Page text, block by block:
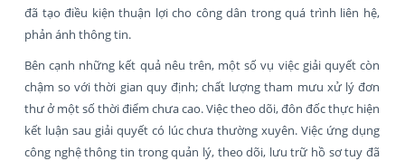
đã tạo điều kiện thuận lợi cho công dân trong quá trình liên hệ,
phản ánh thông tin.
Bên cạnh những kết quả nêu trên, một số vụ việc giải quyết còn
chậm so với thời gian quy định; chất lượng tham mưu xử lý đơn
thư ở một số thời điểm chưa cao. Việc theo dõi, đôn đốc thực hiện
kết luận sau giải quyết có lúc chưa thường xuyên. Việc ứng dụng
công nghệ thông tin trong quản lý, theo dõi, lưu trữ hồ sơ tuy đã